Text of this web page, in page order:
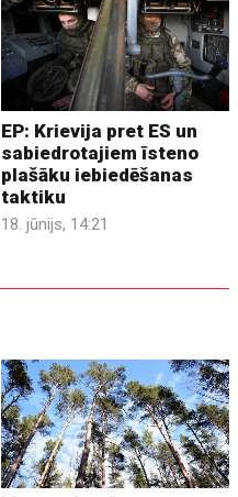
EP: Krievija pret ES un
sabiedrotajiem īsteno
plašāku iebiedēšanas
taktiku
18. jūnijs, 14:21